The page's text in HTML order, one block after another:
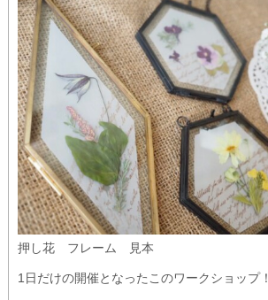
押し花 フレーム 見本
1日だけの開催となったこのワークショップ！